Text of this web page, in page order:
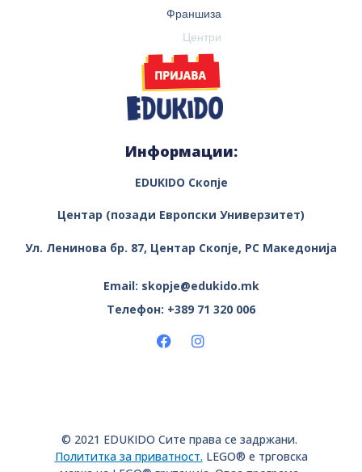
Информации:
EDUKIDO Скопје
Центар (позади Европски Универзитет)
Ул. Ленинова бр. 87, Центар Скопје, РС Македонија
Email: skopje@edukido.mk
Телефон: +389 71 320 006
Франшиза
Центри
© 2021 EDUKIDO Сите права се задржани.
Полититка за приватност. LEGO® е трговска